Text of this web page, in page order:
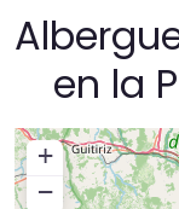
en la
+
−